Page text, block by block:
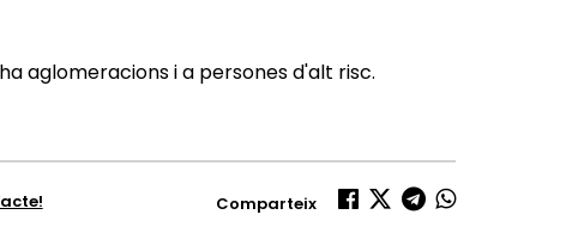
aglomeracions i a persones d'alt risc.
Comparteix